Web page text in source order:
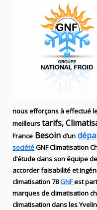
nous efforçons à effectué
meilleurstarifs,
France Besoind’un
sociétéGNFClimatisation
d’étude dans son équipe
accorder faisabilité et
climatisation 78GNFest
marques declimatisation
climatisation dans les